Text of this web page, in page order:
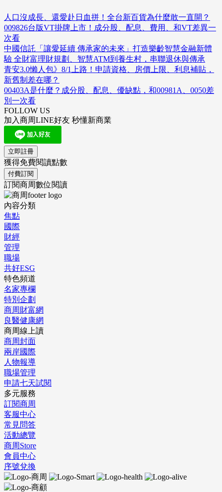
人口沒成長、還愛赴日血拼！全台新百貨為什麼敢一直開？
009826台版VT掛牌上市！成分股、配息、費用、和VT差異一
次看
中國信託「讓愛延續 傳承家的未來」打造樂齡智慧金融新體
驗 全財富理財規劃、智慧ATM到養生村，串聯退休與傳承
青安3.0懶人包》8/1上路！申請資格、房價上限、利息補貼，
新舊制差在哪？
00403A是什麼？成分股、配息、優缺點，和00981A、0050差
別一次看
FOLLOW US
加入商周LINE好友 秒懂新商業
立即註冊
獲得免費閱讀點數
付費訂閱
訂閱商周數位閱讀
內容分類
焦點
國際
財經
管理
職場
共好ESG
特色頻道
名家專欄
特別企劃
商周財富網
良醫健康網
商周線上讀
商周封面
兩岸國際
人物報導
職場管理
申請七天試閱
多元服務
訂閱商周
客服中心
常見問答
活動總覽
商周Store
會員中心
序號兌換